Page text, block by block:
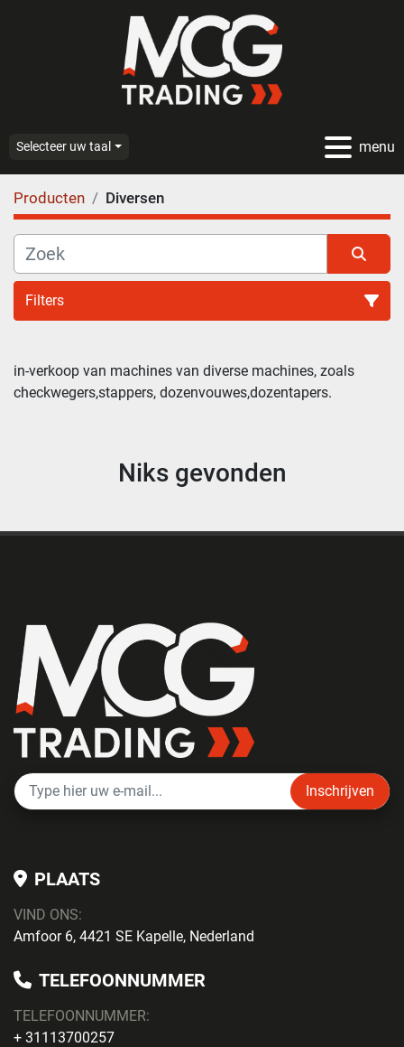
menu
Selecteer uw taal
Producten Diversen
Filters
Sorteren op
in-verkoop van machines van diverse machines, zoals
checkwegers,stappers, dozenvouwes,dozentapers.
Niks gevonden
Inschrijven
PLAATS
VIND ONS:
Amfoor 6, 4421 SE Kapelle, Nederland
TELEFOONNUMMER
TELEFOONNUMMER:
+ 31113700257